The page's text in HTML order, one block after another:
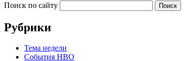
Поиск по сайту
Рубрики
Тема недели
События НВО